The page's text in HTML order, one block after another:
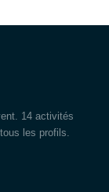
14 activités
les profils.